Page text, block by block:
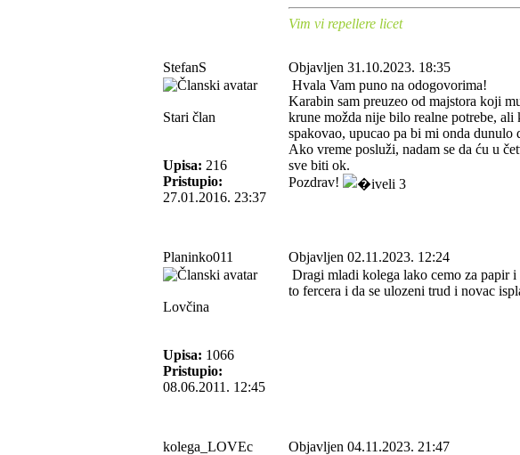
Vim vi repellere licet
StefanS Objavljen 31.10.2023. 18:35
Stari član
Upisa: 216
Pristupio:
27.01.2016. 23:37
Hvala Vam puno na odogovorima!
Karabin sam preuzeo od majstora koji
krune možda nije bilo realne potrebe,
spakovao, upucao pa bi mi onda dunulo
Ako vreme posluži, nadam se da ću u
sve biti ok.
Pozdrav!
Planinko011 Objavljen 02.11.2023. 12:24
Lovčina
Upisa: 1066
Pristupio:
08.06.2011. 12:45
Dragi mladi kolega lako cemo za papir
to fercera i da se ulozeni trud i novac
kolega_LOVEc Objavljen 04.11.2023. 21:47